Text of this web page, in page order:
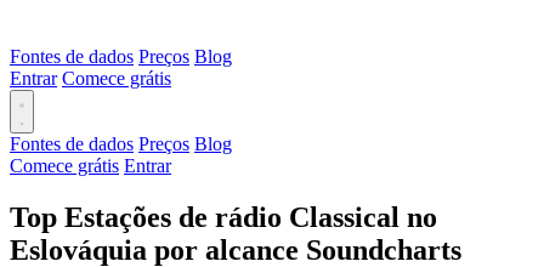
Fontes de dados Preços Blog
Entrar Comece grátis
Fontes de dados Preços Blog
Comece grátis Entrar
Top Estações de rádio Classical no
Eslováquia por alcance Soundcharts